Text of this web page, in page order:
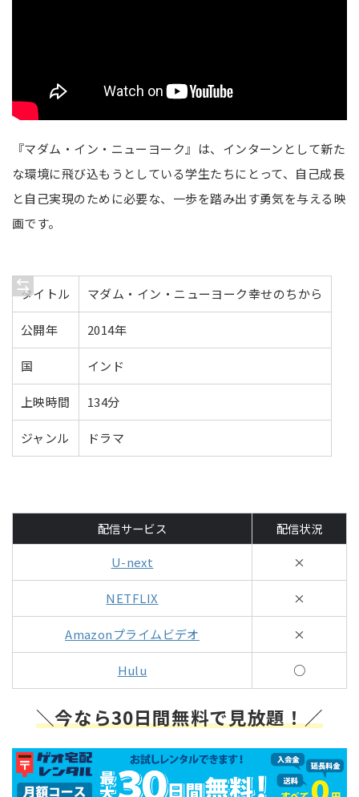
『マダム・イン・ニューヨーク』は、インターンとして新た
な環境に飛び込もうとしている学生たちにとって、自己成長
と自己実現のために必要な、一歩を踏み出す勇気を与える映
画です。
タイトル マダム・イン・ニューヨーク幸せのちから
公開年 2014年
国 インド
上映時間 134分
ジャンル ドラマ
配信サービス
配信状況
U-next
×
NETFLIX ×
Amazonプライムビデオ ×
Hulu ○
＼今なら30日間無料で見放題！／